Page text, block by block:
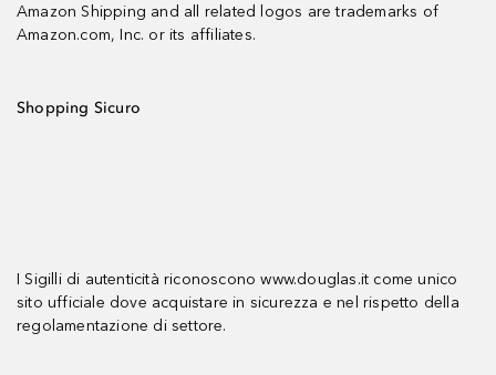
Amazon Shipping and all related logos are trademarks of
Amazon.com, Inc. or its affiliates.
Shopping Sicuro
I Sigilli di autenticità riconoscono www.douglas.it come unico
sito ufficiale dove acquistare in sicurezza e nel rispetto della
regolamentazione di settore.